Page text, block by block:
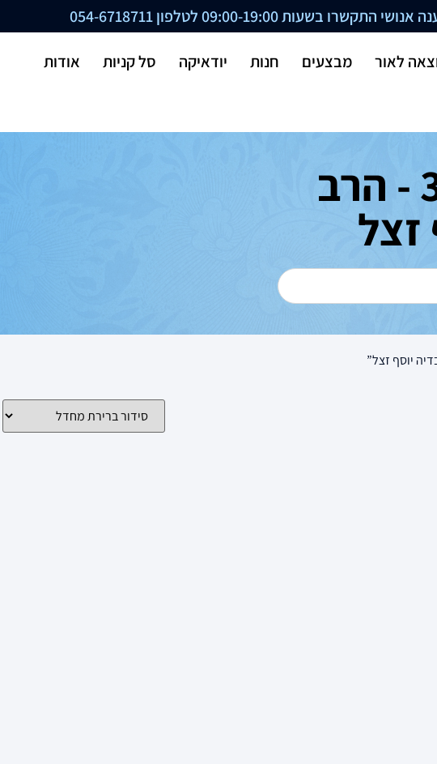
אנושי התקשרו בשעות 09:00-19:00 לטלפון 054-6718711
לאור מבצעים חנות יודאיקה סל קניות
אודות
המאור הגדול 3 - הרב
זצל